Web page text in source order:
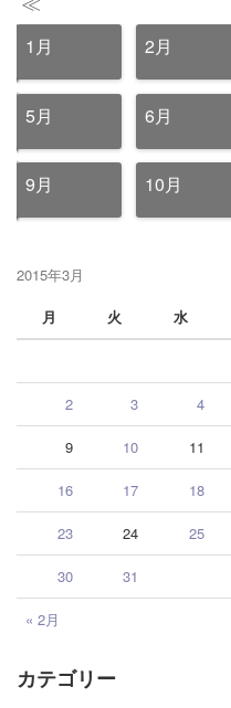
1月 2月
5月 6月
9月 10月
2015年3月
月
火 水
« 2月
2 3 4
9 10 11
16 17 18
23 24 25
30 31
カテゴリー